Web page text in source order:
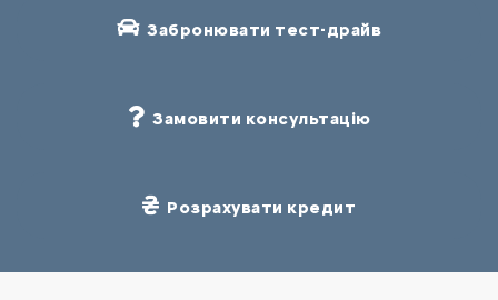
Забронювати тест-драйв
Замовити консультацію
Розрахувати кредит